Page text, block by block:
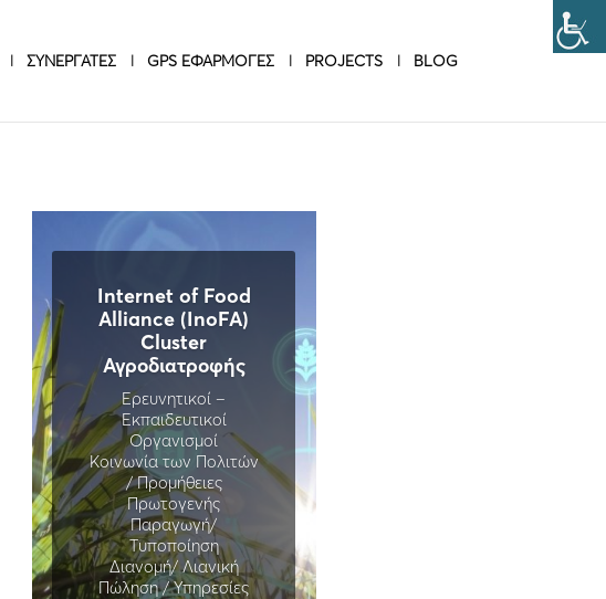
ΣΥΝΕΡΓΑΤΕΣ GPS ΕΦΑΡΜΟΓΕΣ PROJECTS BLOG
Internet of Food
Alliance (InoFA)
Cluster
Αγροδιατροφής
Ερευνητικοί –
Εκπαιδευτικοί
Οργανισμοί
Κοινωνία των Πολιτών
/ Προμήθειες
Πρωτογενής
Παραγωγή/
Τυποποίηση
Διανομή/ Λιανική
Πώληση / Υπηρεσίες